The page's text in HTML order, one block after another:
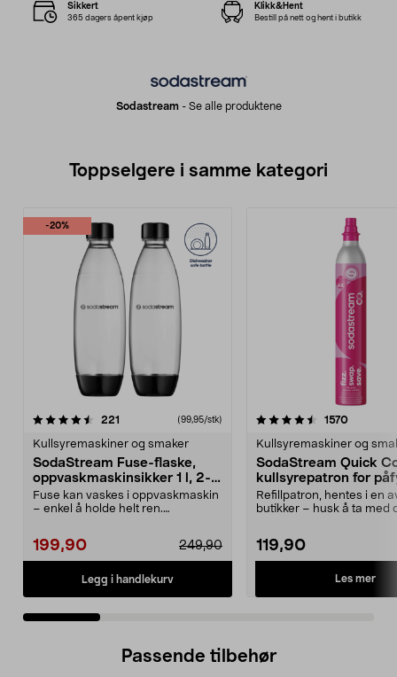
Sodastream- Se alle produktene
Sikkert
365 dagers åpent kjøp
Klikk&Hent
Bestill på nett og hent i butikk
Toppselgere i samme kategori
-20%
221 anmeldelser(99,95/stk)
Kullsyremaskiner og smaker
SodaStream Fuse-flaske,
oppvaskmaskinsikker 1 l, 2-
pakning
Fuse kan vaskes i oppvaskmaskin
– enkel å holde helt ren.
199,90 249,90
Legg i handlekurv
4.5 av 5 stjerner 1570
Kullsyremaskiner og
SodaStream Quick
kullsyrepatron for
innbytte, 60 liter
Refillpatron, hentes i en
butikker – husk å ta med
119,90
Les mer
4.5 av 5 stjerner
Passende tilbehør